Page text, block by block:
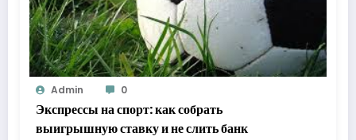
Admin 0
Экспрессы на спорт: как собрать
выигрышную ставку и не слить банк